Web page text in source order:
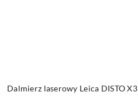
Dalmierz laserowy Leica DISTO X3